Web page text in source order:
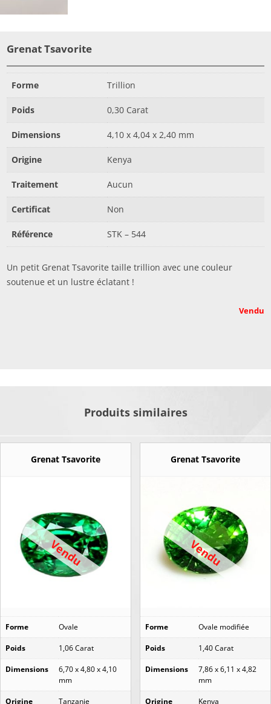
Grenat Tsavorite
Forme Trillion
Poids 0,30 Carat
Dimensions 4,10 x 4,04 x 2,40 mm
Origine Kenya
Traitement Aucun
Certificat Non
Référence STK – 544
Un petit Grenat Tsavorite taille trillion avec une couleur
soutenue et un lustre éclatant !
Vendu
Produits similaires
Grenat Tsavorite
Vendu
Forme Ovale
Poids 1,06 Carat
Dimensions
6,70 x 4,80 x 4,10
mm
Origine Tanzanie
Grenat Tsavorite
Vendu
Forme Ovale modifiée
Poids 1,40 Carat
Dimensions
7,86 x 6,11 x 4,82
mm
Origine Kenya